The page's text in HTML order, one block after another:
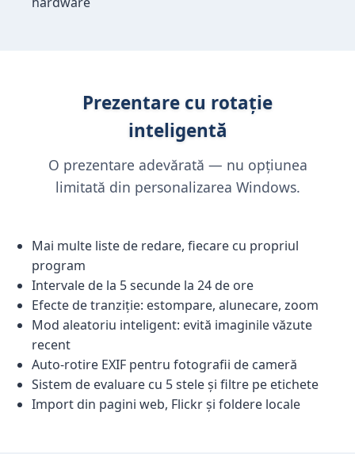
Prezentare cu rotație
inteligentă
O prezentare adevărată — nu opțiunea
limitată din personalizarea Windows.
Mai multe liste de redare, fiecare cu propriul
program
Intervale de la 5 secunde la 24 de ore
Efecte de tranziție: estompare, alunecare, zoom
Mod aleatoriu inteligent: evită imaginile văzute
recent
Auto-rotire EXIF pentru fotografii de cameră
Sistem de evaluare cu 5 stele și filtre pe etichete
Import din pagini web, Flickr și foldere locale